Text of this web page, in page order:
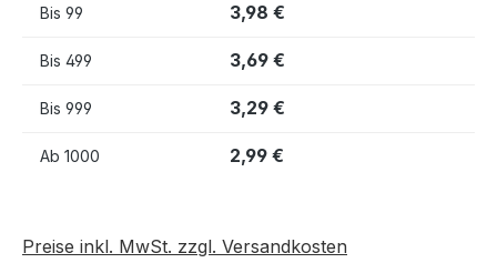
Bis 99 3,98 €
Bis 499 3,69 €
Bis 999 3,29 €
Ab 1000 2,99 €
Preise inkl. MwSt. zzgl. Versandkosten